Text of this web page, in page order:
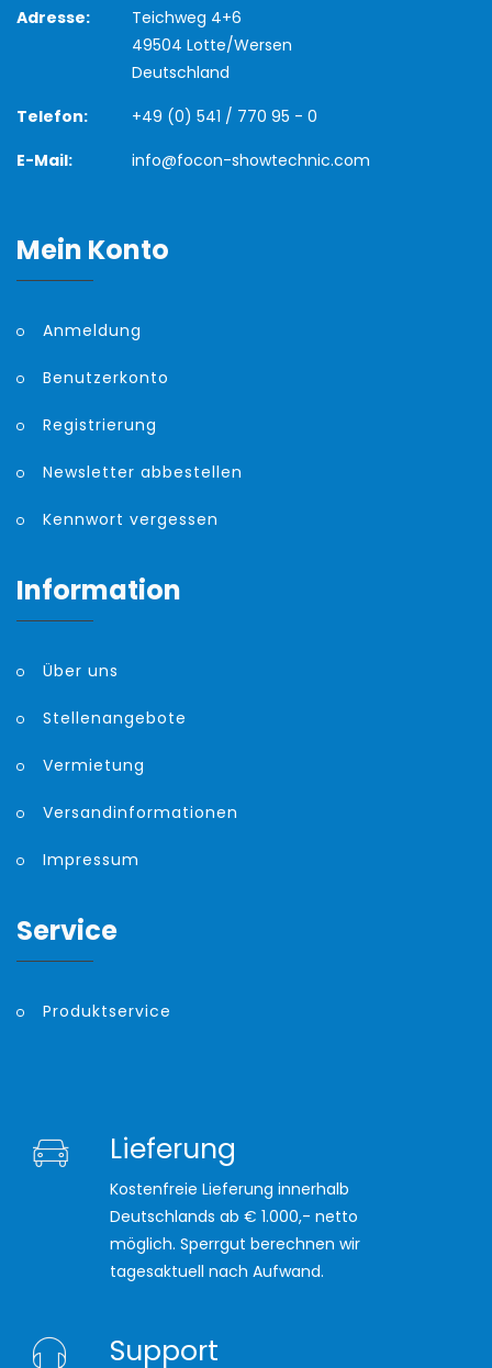
Adresse:
Teichweg 4+6
49504 Lotte/Wersen
Deutschland
Telefon:
+49 (0) 541 / 770 95 - 0
E-Mail:
info@focon-showtechnic.com
Mein Konto
Anmeldung
Benutzerkonto
Registrierung
Newsletter abbestellen
Kennwort vergessen
Information
Über uns
Stellenangebote
Vermietung
Versandinformationen
Impressum
Service
Produktservice
Lieferung
Kostenfreie Lieferung innerhalb
Deutschlands ab € 1.000,- netto
möglich. Sperrgut berechnen wir
tagesaktuell nach Aufwand.
Support